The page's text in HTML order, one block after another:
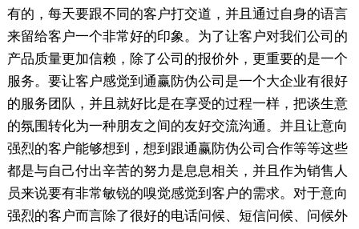
有的，每天要跟不同的客户打交道，并且通过自身的语言
来留给客户一个非常好的印象。为了让客户对我们公司的
产品质量更加信赖，除了公司的报价外，更重要的是一个
服务。要让客户感觉到通赢防伪公司是一个大企业有很好
的服务团队，并且就好比是在享受的过程一样，把谈生意
的氛围转化为一种朋友之间的友好交流沟通。并且让意向
强烈的客户能够想到，想到跟通赢防伪公司合作等等这些
都是与自己付出辛苦的努力是息息相关，并且作为销售人
员来说要有非常敏锐的嗅觉感觉到客户的需求。对于意向
强烈的客户而言除了很好的电话问候、短信问候、问候外